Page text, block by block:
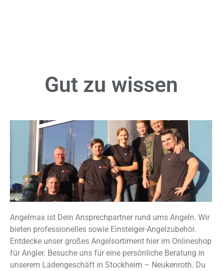
Gut zu wissen
Angelmax ist Dein Ansprechpartner rund ums Angeln. Wir
bieten professionelles sowie Einsteiger-Angelzubehör.
Entdecke unser großes Angelsortiment hier im Onlineshop
für Angler. Besuche uns für eine persönliche Beratung in
unserem Ladengeschäft in Stockheim – Neukenroth. Du